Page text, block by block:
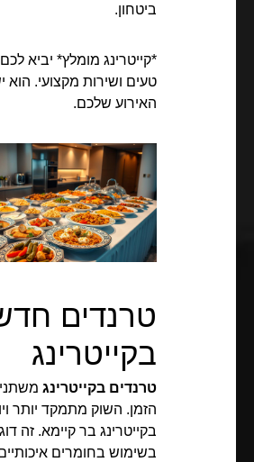
ביטחון.
*קייטרינג מומלץ* יביא
טעים ושירות מקצועי.
האירוע שלכם.
טרנדים
בקייטרינג
טרנדים בקייטרינג
הזמן. השוק מתמקד יותר
בקייטרינג בר קיימא. זה
בשימוש בחומרים